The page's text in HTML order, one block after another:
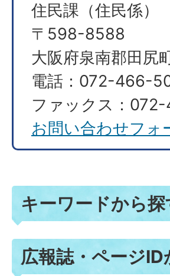
住民課（住民係）
〒598-8588
大阪府泉南郡田尻
電話：072-466-
ファックス：
お問い合わせフォ
キーワードから探
広報誌・ページID